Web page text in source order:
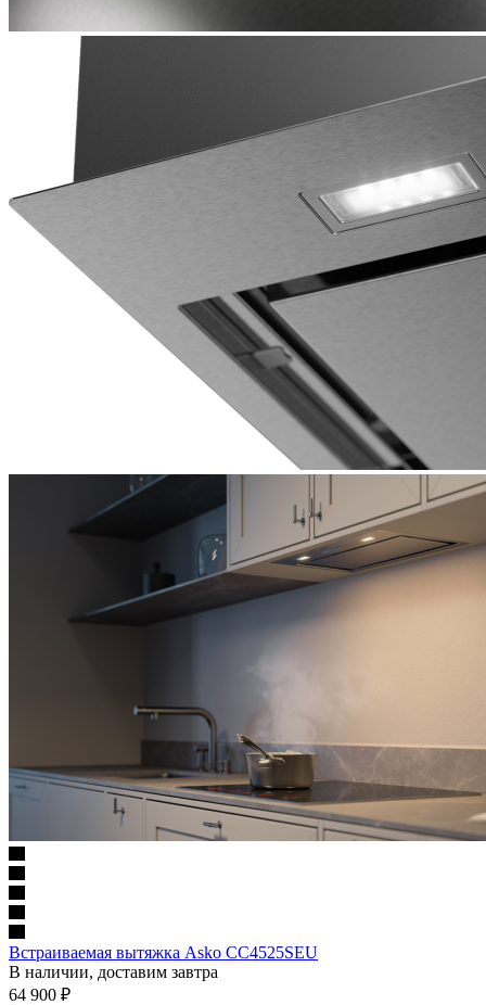
Встраиваемая вытяжка Asko CC4525SEU
В наличии, доставим завтра
64 900 ₽